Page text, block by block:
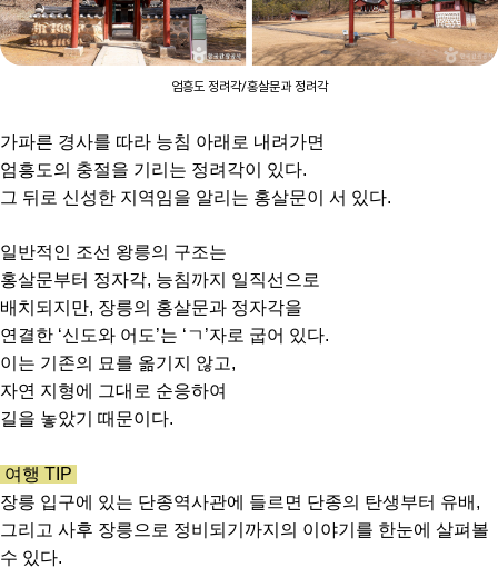
엄흥도 정려각/홍살문과 정려각
가파른 경사를 따라 능침 아래로 내려가면
엄흥도의 충절을 기리는 정려각이 있다.
그 뒤로 신성한 지역임을 알리는 홍살문이 서 있다.
일반적인 조선 왕릉의 구조는
홍살문부터 정자각, 능침까지 일직선으로
배치되지만, 장릉의 홍살문과 정자각을
연결한 ‘신도와 어도’는 ‘ㄱ’자로 굽어 있다.
이는 기존의 묘를 옮기지 않고,
자연 지형에 그대로 순응하여
길을 놓았기 때문이다.
여행 TIP
장릉 입구에 있는 단종역사관에 들르면 단종의 탄생부터 유배,
그리고 사후 장릉으로 정비되기까지의 이야기를 한눈에 살펴볼
수 있다.